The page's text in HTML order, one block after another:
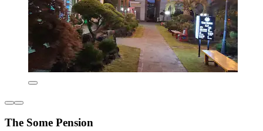
The Some Pension